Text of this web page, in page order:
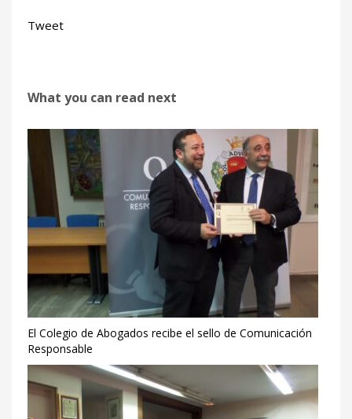
Tweet
What you can read next
El Colegio de Abogados recibe el sello de Comunicación
Responsable